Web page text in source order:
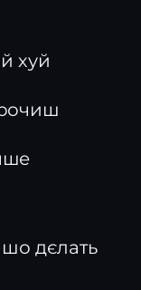
хуй
шо дєлать